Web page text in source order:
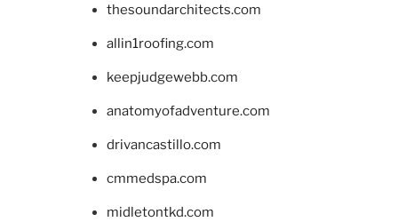
thesoundarchitects.com
allin1roofing.com
keepjudgewebb.com
anatomyofadventure.com
drivancastillo.com
cmmedspa.com
midletontkd.com